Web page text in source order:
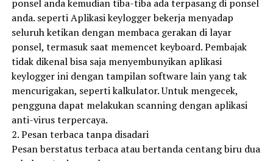
ponsel anda kemudian tiba-tiba ada terpasang di ponsel
anda. seperti Aplikasi keylogger bekerja menyadap
seluruh ketikan dengan membaca gerakan di layar
ponsel, termasuk saat memencet keyboard. Pembajak
tidak dikenal bisa saja menyembunyikan aplikasi
keylogger ini dengan tampilan software lain yang tak
mencurigakan, seperti kalkulator. Untuk mengecek,
pengguna dapat melakukan scanning dengan aplikasi
anti-virus terpercaya.
2. Pesan terbaca tanpa disadari
Pesan berstatus terbaca atau bertanda centang biru dua